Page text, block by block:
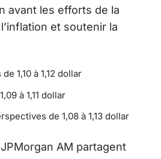
avant les efforts de la
et soutenir la
1,10 à 1,12 dollar
à 1,11 dollar
de 1,08 à 1,13 dollar
AM partagent